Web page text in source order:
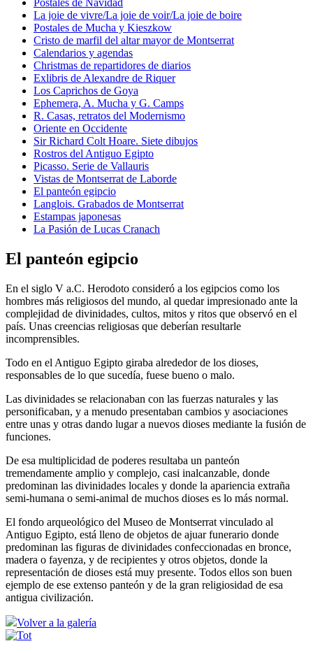
Postales de Navidad
La joie de vivre/La joie de voir/La joie de boire
Postales de Mucha y Kieszkow
Cristo de marfil del altar mayor de Montserrat
Calendarios y agendas
Christmas de repartidores de diarios
Exlibris de Alexandre de Riquer
Los Caprichos de Goya
Ephemera, A. Mucha y G. Camps
R. Casas, retratos del Modernismo
Oriente en Occidente
Sir Richard Colt Hoare. Siete dibujos
Rostros del Antiguo Egipto
Picasso. Serie de Vallauris
Vistas de Montserrat de Laborde
El panteón egipcio
Langlois. Grabados de Montserrat
Estampas japonesas
La Pasión de Lucas Cranach
El panteón egipcio
En el siglo V a.C. Herodoto consideró a los egipcios como los
hombres más religiosos del mundo, al quedar impresionado ante la
complejidad de divinidades, cultos, mitos y ritos que observó en el
país. Unas creencias religiosas que deberían resultarle
incomprensibles.
Todo en el Antiguo Egipto giraba alrededor de los dioses,
responsables de lo que sucedía, fuese bueno o malo.
Las divinidades se relacionaban con las fuerzas naturales y las
personificaban, y a menudo presentaban cambios y asociaciones
entre unas y otras dando lugar a nuevos dioses mediante la fusión de
funciones.
De esa multiplicidad de poderes resultaba un panteón
tremendamente amplio y complejo, casi inalcanzable, donde
predominan las divinidades locales y donde la apariencia extraña
semi-humana o semi-animal de muchos dioses es lo más normal.
El fondo arqueológico del Museo de Montserrat vinculado al
Antiguo Egipto, está lleno de objetos de ajuar funerario donde
predominan las figuras de divinidades confeccionadas en bronce,
madera o fayenza, y de recipientes y otros objetos, donde la
representación de dioses está muy presente. Todos ellos son buen
ejemplo de ese extenso panteón y de la gran religiosidad de esa
antigua civilización.
Volver a la galería